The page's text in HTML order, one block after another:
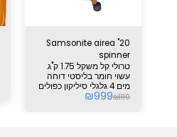
20" Samsonite airea
spinner
טרולי קל משקל 1.75 ק"ג.
עשוי חומר בליסטי דוחה
מים 4 גלגלי סיליקון כפולים
מנעול TSA מובנה.. מידות:
₪1110
₪999